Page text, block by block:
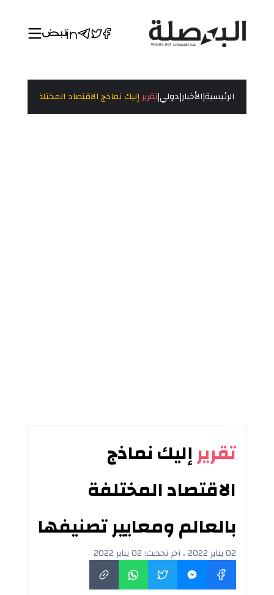
الرئيسية|الأخبار|دولي|تقريرإليك نماذج الاقتصاد المختلفة بالعالم
تقريرإليك نماذج
الاقتصاد المختلفة
بالعالم ومعايير تصنيفها
02 يناير 2022 ، آخر تحديث: 02 يناير 2022